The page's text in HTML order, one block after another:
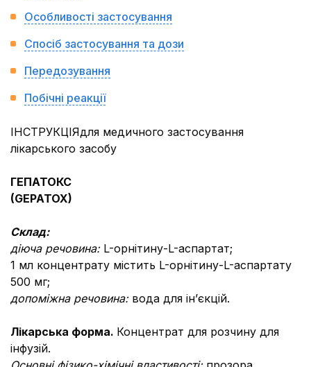
Особливості застосування
Спосіб застосування та дози
Передозування
Побічні реакції
ІНСТРУКЦІЯдля медичного застосування
лікарського засобу
ГЕПАТОКС
(GEPATOX)
Склад:
діюча речовина: L-орнітину-L-аспартат;
1 мл концентрату містить L-орнітину-L-аспартату
500 мг;
допоміжна речовина: вода для ін’єкцій.
Лікарська форма. Концентрат для розчину для
інфузій.